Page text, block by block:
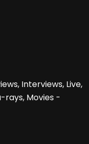
Interviews, Live,
rays, Movies -